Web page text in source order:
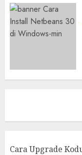
Cara Upgrade